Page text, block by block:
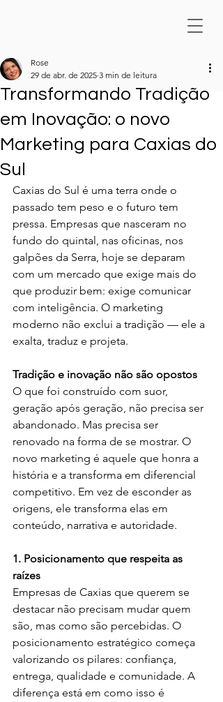
Transformando Tradição
em Inovação: o novo
Marketing para Caxias do
Sul
Rose
29 de abr. de 2025 3 min de leitura
Caxias do Sul é uma terra onde o
passado tem peso e o futuro tem
pressa. Empresas que nasceram no
fundo do quintal, nas oficinas, nos
galpões da Serra, hoje se deparam
com um mercado que exige mais do
que produzir bem: exige comunicar
com inteligência. O marketing
moderno não exclui a tradição — ele a
exalta, traduz e projeta.
Tradição e inovação não são opostos
O que foi construído com suor,
geração após geração, não precisa ser
abandonado. Mas precisa ser
renovado na forma de se mostrar. O
novo marketing é aquele que honra a
história e a transforma em diferencial
competitivo. Em vez de esconder as
origens, ele transforma elas em
conteúdo, narrativa e autoridade.
1. Posicionamento que respeita as
raízes
Empresas de Caxias que querem se
destacar não precisam mudar quem
são, mas como são percebidas. O
posicionamento estratégico começa
valorizando os pilares: confiança,
entrega, qualidade e comunidade. A
diferença está em como isso é